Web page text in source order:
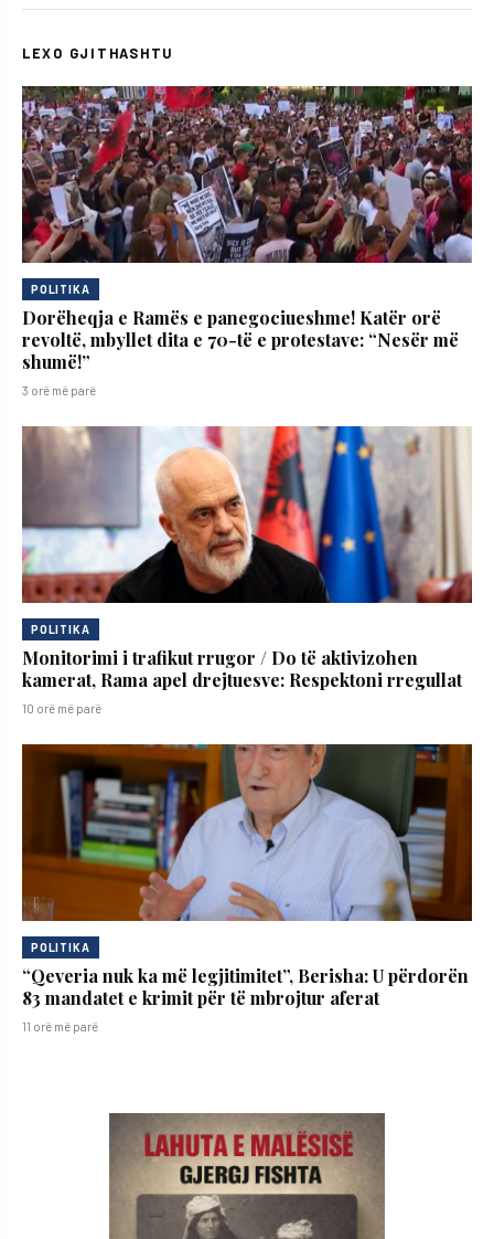
LEXO GJITHASHTU
POLITIKA
Dorëheqja e Ramës e panegociueshme! Katër orë
revoltë, mbyllet dita e 70-të e protestave: “Nesër më
shumë!”
3 orë më parë
POLITIKA
Monitorimi i trafikut rrugor / Do të aktivizohen
kamerat, Rama apel drejtuesve: Respektoni rregullat
10 orë më parë
POLITIKA
“Qeveria nuk ka më legjitimitet”, Berisha: U përdorën
83 mandatet e krimit për të mbrojtur aferat
11 orë më parë